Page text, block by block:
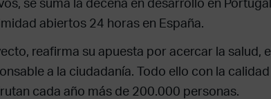
abiertos 24 horas en España.
reafirma su apuesta por acercar la salud,
a la ciudadanía. Todo ello con la
cada año más de 200.000 personas.